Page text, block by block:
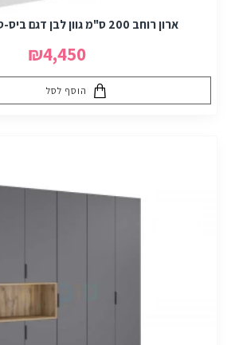
ארון רוחב 200 ס"מ גוון לבן דגם ביס-סידרת פרמיום
₪4,450
הוסף לסל